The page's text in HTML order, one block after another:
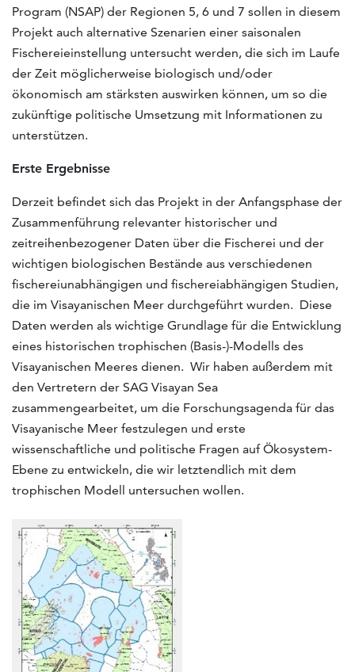
Program (NSAP) der Regionen 5, 6 und 7 sollen in diesem
Projekt auch alternative Szenarien einer saisonalen
Fischereieinstellung untersucht werden, die sich im Laufe
der Zeit möglicherweise biologisch und/oder
ökonomisch am stärksten auswirken können, um so die
zukünftige politische Umsetzung mit Informationen zu
unterstützen.
Erste Ergebnisse
Derzeit befindet sich das Projekt in der Anfangsphase der
Zusammenführung relevanter historischer und
zeitreihenbezogener Daten über die Fischerei und der
wichtigen biologischen Bestände aus verschiedenen
fischereiunabhängigen und fischereiabhängigen Studien,
die im Visayanischen Meer durchgeführt wurden. Diese
Daten werden als wichtige Grundlage für die Entwicklung
eines historischen trophischen (Basis-)-Modells des
Visayanischen Meeres dienen. Wir haben außerdem mit
den Vertretern der SAG Visayan Sea
zusammengearbeitet, um die Forschungsagenda für das
Visayanische Meer festzulegen und erste
wissenschaftliche und politische Fragen auf Ökosystem-
Ebene zu entwickeln, die wir letztendlich mit dem
trophischen Modell untersuchen wollen.